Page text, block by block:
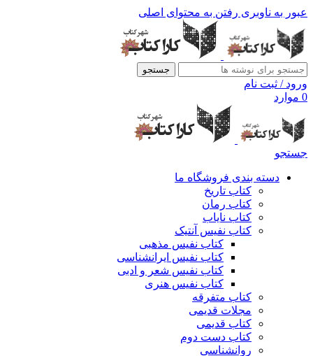
عبور به ناوبری رفتن به محتوای اصلی
جستجو
ورود / ثبت نام
0 موارد
جستجو
دسته بندی فروشگاه ما
کتاب تاریخ
کتاب رمان
کتاب نایاب
کتاب نفیس آنتیک
کتاب نفیس مذهبی
کتاب نفیس ایرانشناسی
کتاب نفیس شعر و ادبی
کتاب نفیس هنری
کتاب متفرقه
مجلات قدیمی
کتاب قدیمی
کتاب دست دوم
روانشناسی